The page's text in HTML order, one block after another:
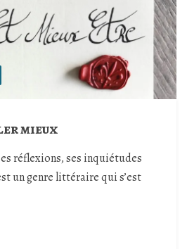
mieux
réflexions, ses inquiétudes
un genre littéraire qui s’est